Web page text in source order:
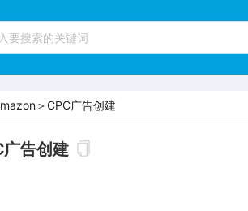
＞CPC广告创建
告创建